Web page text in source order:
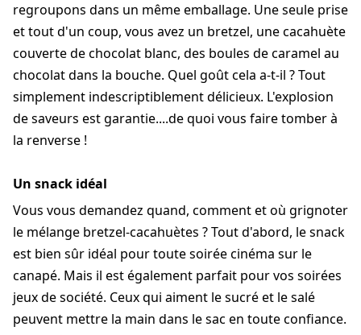
regroupons dans un même emballage. Une seule prise
et tout d'un coup, vous avez un bretzel, une cacahuète
couverte de chocolat blanc, des boules de caramel au
chocolat dans la bouche. Quel goût cela a-t-il ? Tout
simplement indescriptiblement délicieux. L'explosion
de saveurs est garantie....de quoi vous faire tomber à
la renverse !
Un snack idéal
Vous vous demandez quand, comment et où grignoter
le mélange bretzel-cacahuètes ? Tout d'abord, le snack
est bien sûr idéal pour toute soirée cinéma sur le
canapé. Mais il est également parfait pour vos soirées
jeux de société. Ceux qui aiment le sucré et le salé
peuvent mettre la main dans le sac en toute confiance.